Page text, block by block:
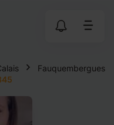
Fauquembergues